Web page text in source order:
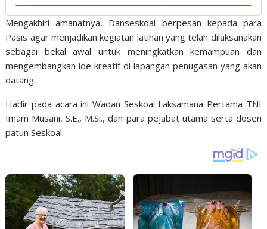
Mengakhiri amanatnya, Danseskoal berpesan kepada para
Pasis agar menjadikan kegiatan latihan yang telah dilaksanakan
sebagai bekal awal untuk meningkatkan kemampuan dan
mengembangkan ide kreatif di lapangan penugasan yang akan
datang.
Hadir pada acara ini Wadan Seskoal Laksamana Pertama TNI
Imam Musani, S.E., M.Si., dan para pejabat utama serta dosen
patun Seskoal.